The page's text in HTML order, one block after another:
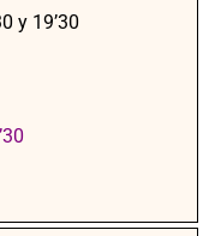
y 19’30